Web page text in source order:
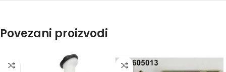
Povezani proizvodi